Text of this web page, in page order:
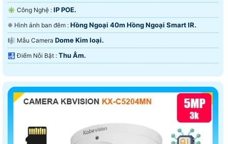
✳️ Công Nghệ : IP POE.
❈ Hình ảnh ban đêm : Hồng Ngoại 40m Hồng Ngoại Smart IR.
🎼️ Mẫu Camera Dome Kim loại.
️🛃 Điểm Nỗi Bật : Thu Âm.